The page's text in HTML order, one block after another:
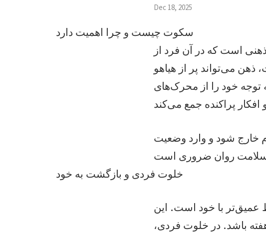
Dec 18, 2025
سکوت چیست و چرا اهمیت دارد
است که در آن فرد از
می‌تواند پر از هیاهو
توجه خود را از محرک‌های
خارج شود و وارد وضعیت
خلوت فردی و بازگشت به خود
عمیق‌تر با خود است. این
باشد. در خلوت فردی،